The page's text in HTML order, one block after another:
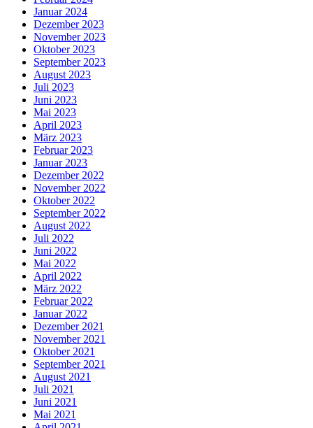
Januar 2024
Dezember 2023
November 2023
Oktober 2023
September 2023
August 2023
Juli 2023
Juni 2023
Mai 2023
April 2023
März 2023
Februar 2023
Januar 2023
Dezember 2022
November 2022
Oktober 2022
September 2022
August 2022
Juli 2022
Juni 2022
Mai 2022
April 2022
März 2022
Februar 2022
Januar 2022
Dezember 2021
November 2021
Oktober 2021
September 2021
August 2021
Juli 2021
Juni 2021
Mai 2021